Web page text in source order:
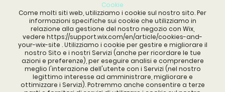
Cookie
Come molti siti web, utilizziamo i cookie sul nostro sito. Per
informazioni specifiche sui cookie che utilizziamo in
relazione alla gestione del nostro negozio con Wix,
vederehttps://support.wix.com/en/article/cookies-and-
your-wix-site . Utilizziamo i cookie per gestire e migliorare il
nostro Sito e i nostri Servizi (anche per ricordare le tue
azioni e preferenze), per eseguire analisi e comprendere
meglio l'interazione dell'utente con i Servizi (nel nostro
legittimo interesse ad amministrare, migliorare e
ottimizzare i Servizi). Potremmo anche consentire a terze